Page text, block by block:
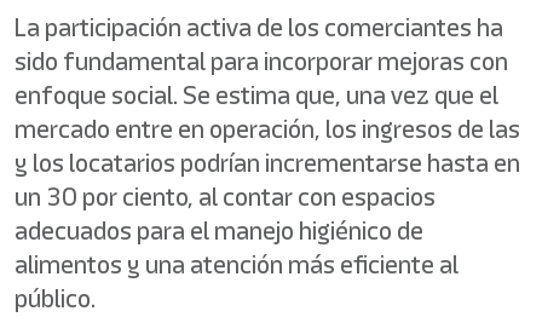
La participación activa de los comerciantes ha
sido fundamental para incorporar mejoras con
enfoque social. Se estima que, una vez que el
mercado entre en operación, los ingresos de las
y los locatarios podrían incrementarse hasta en
un 30 por ciento, al contar con espacios
adecuados para el manejo higiénico de
alimentos y una atención más eficiente al
público.